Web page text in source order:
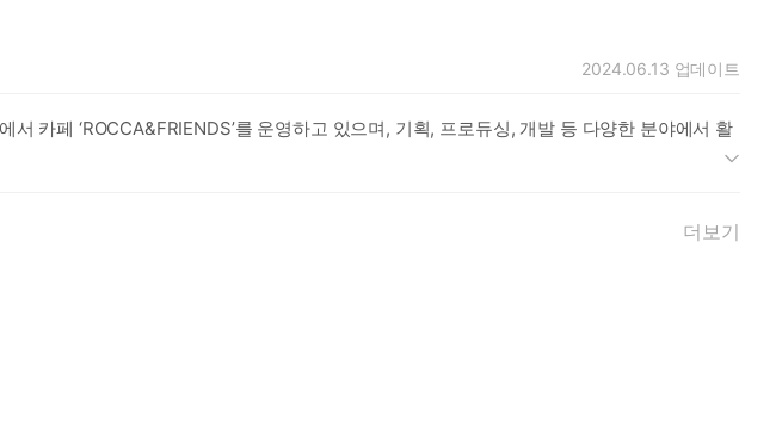
2024.06.13 업데이트
카페 ‘ROCCA&FRIENDS’를 운영하고 있으며, 기획, 프로듀싱, 개발 등 다양한 분야에서 활
더보기